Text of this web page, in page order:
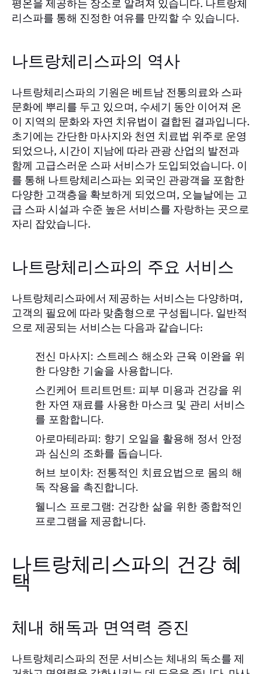
평온을 제공하는 장소로 알려져 있습니다. 나트랑체
리스파를 통해 진정한 여유를 만끽할 수 있습니다.
나트랑체리스파의 역사
나트랑체리스파의 기원은 베트남 전통의료와 스파
문화에 뿌리를 두고 있으며, 수세기 동안 이어져 온
이 지역의 문화와 자연 치유법이 결합된 결과입니다.
초기에는 간단한 마사지와 천연 치료법 위주로 운영
되었으나, 시간이 지남에 따라 관광 산업의 발전과
함께 고급스러운 스파 서비스가 도입되었습니다. 이
를 통해 나트랑체리스파는 외국인 관광객을 포함한
다양한 고객층을 확보하게 되었으며, 오늘날에는 고
급 스파 시설과 수준 높은 서비스를 자랑하는 곳으로
자리 잡았습니다.
나트랑체리스파의 주요 서비스
나트랑체리스파에서 제공하는 서비스는 다양하며,
고객의 필요에 따라 맞춤형으로 구성됩니다. 일반적
으로 제공되는 서비스는 다음과 같습니다:
전신 마사지: 스트레스 해소와 근육 이완을 위
한 다양한 기술을 사용합니다.
스킨케어 트리트먼트: 피부 미용과 건강을 위
한 자연 재료를 사용한 마스크 및 관리 서비스
를 포함합니다.
아로마테라피: 향기 오일을 활용해 정서 안정
과 심신의 조화를 돕습니다.
허브 보이차: 전통적인 치료요법으로 몸의 해
독 작용을 촉진합니다.
웰니스 프로그램: 건강한 삶을 위한 종합적인
프로그램을 제공합니다.
나트랑체리스파의 건강 혜
택
체내 해독과 면역력 증진
나트랑체리스파의 전문 서비스는 체내의 독소를 제